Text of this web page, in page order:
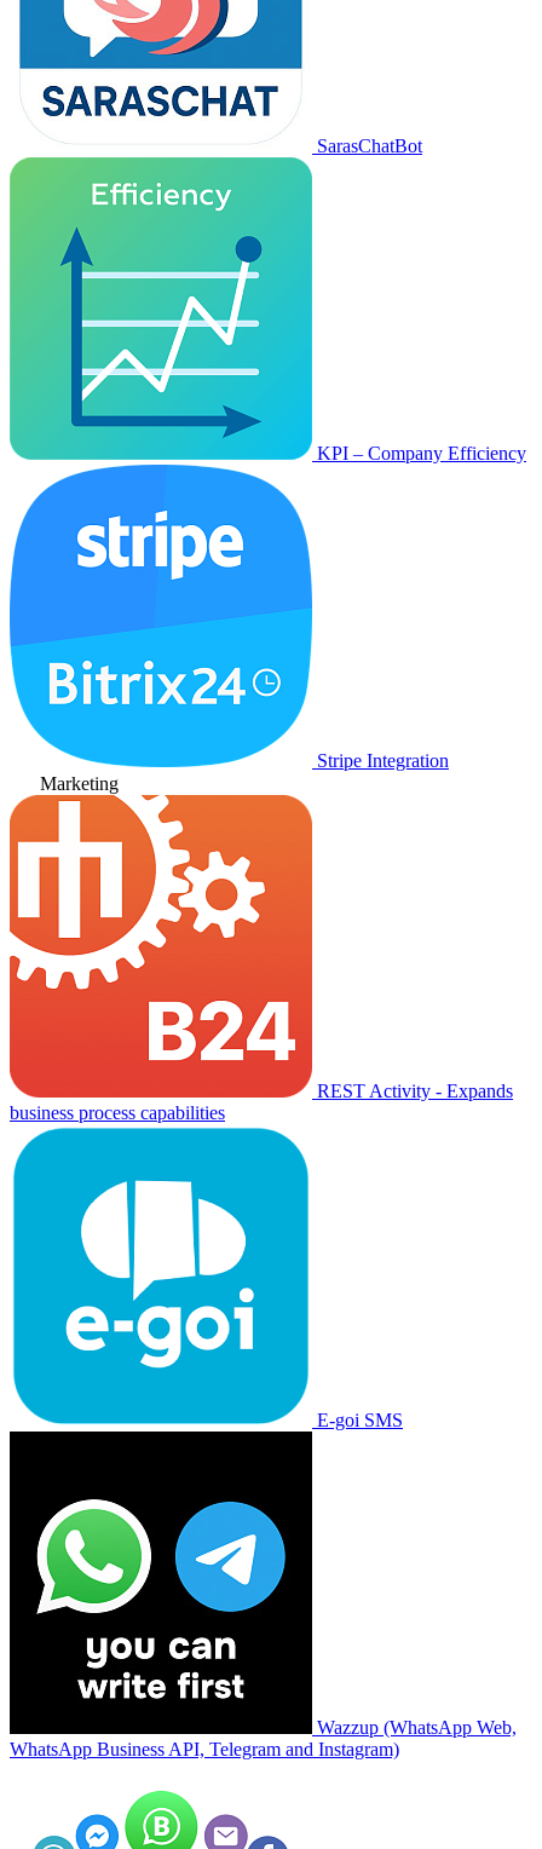
SarasChatBot
KPI – Company Efficiency
Stripe Integration
Marketing
REST Activity - Expands
business process capabilities
E-goi SMS
Wazzup (WhatsApp Web,
WhatsApp Business API, Telegram and Instagram)